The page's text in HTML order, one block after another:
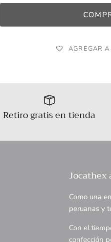
AGREGAR
Retiro gratis en tienda
Jocathex
Como una
peruanas y
Con el
confección